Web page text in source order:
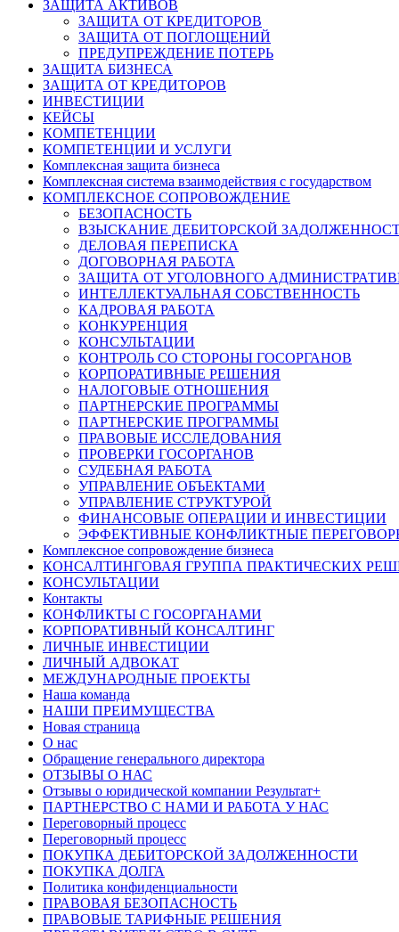
ЗАЩИТА АКТИВОВ
ЗАЩИТА ОТ КРЕДИТОРОВ
ЗАЩИТА ОТ ПОГЛОЩЕНИЙ
ПРЕДУПРЕЖДЕНИЕ ПОТЕРЬ
ЗАЩИТА БИЗНЕСА
ЗАЩИТА ОТ КРЕДИТОРОВ
ИНВЕСТИЦИИ
КЕЙСЫ
КОМПЕТЕНЦИИ
КОМПЕТЕНЦИИ И УСЛУГИ
Комплексная защита бизнеса
Комплексная система взаимодействия с государством
КОМПЛЕКСНОЕ СОПРОВОЖДЕНИЕ
БЕЗОПАСНОСТЬ
ВЗЫСКАНИЕ ДЕБИТОРСКОЙ
ДЕЛОВАЯ ПЕРЕПИСКА
ДОГОВОРНАЯ РАБОТА
ЗАЩИТА ОТ УГОЛОВНОГО
ИНТЕЛЛЕКТУАЛЬНАЯ СОБСТВЕННОСТЬ
КАДРОВАЯ РАБОТА
КОНКУРЕНЦИЯ
КОНСУЛЬТАЦИИ
КОНТРОЛЬ СО СТОРОНЫ ГОСОРГАНОВ
КОРПОРАТИВНЫЕ РЕШЕНИЯ
НАЛОГОВЫЕ ОТНОШЕНИЯ
ПАРТНЕРСКИЕ ПРОГРАММЫ
ПАРТНЕРСКИЕ ПРОГРАММЫ
ПРАВОВЫЕ ИССЛЕДОВАНИЯ
ПРОВЕРКИ ГОСОРГАНОВ
СУДЕБНАЯ РАБОТА
УПРАВЛЕНИЕ ОБЪЕКТАМИ
УПРАВЛЕНИЕ СТРУКТУРОЙ
ФИНАНСОВЫЕ ОПЕРАЦИИ И ИНВЕСТИЦИИ
ЭФФЕКТИВНЫЕ КОНФЛИКТНЫЕ
Комплексное сопровождение бизнеса
КОНСАЛТИНГОВАЯ ГРУППА ПРАКТИЧЕСКИХ
КОНСУЛЬТАЦИИ
Контакты
КОНФЛИКТЫ С ГОСОРГАНАМИ
КОРПОРАТИВНЫЙ КОНСАЛТИНГ
ЛИЧНЫЕ ИНВЕСТИЦИИ
ЛИЧНЫЙ АДВОКАТ
МЕЖДУНАРОДНЫЕ ПРОЕКТЫ
Наша команда
НАШИ ПРЕИМУЩЕСТВА
Новая страница
О нас
Обращение генерального директора
ОТЗЫВЫ О НАС
Отзывы о юридической компании Результат+
ПАРТНЕРСТВО С НАМИ И РАБОТА У НАС
Переговорный процесс
Переговорный процесс
ПОКУПКА ДЕБИТОРСКОЙ ЗАДОЛЖЕННОСТИ
ПОКУПКА ДОЛГА
Политика конфиденциальности
ПРАВОВАЯ БЕЗОПАСНОСТЬ
ПРАВОВЫЕ ТАРИФНЫЕ РЕШЕНИЯ